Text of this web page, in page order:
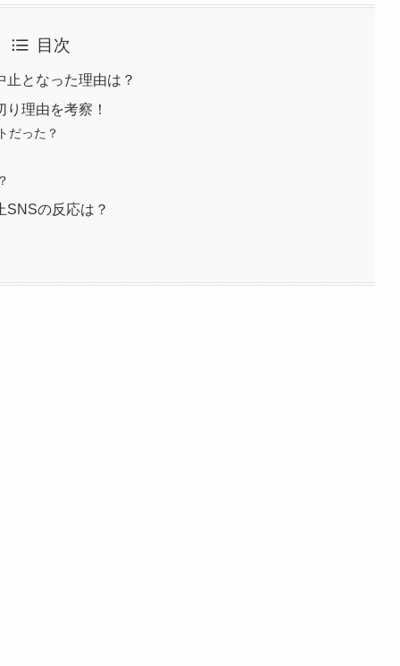
目次
となった理由は？
理由を考察！
だった？
SNSの反応は？